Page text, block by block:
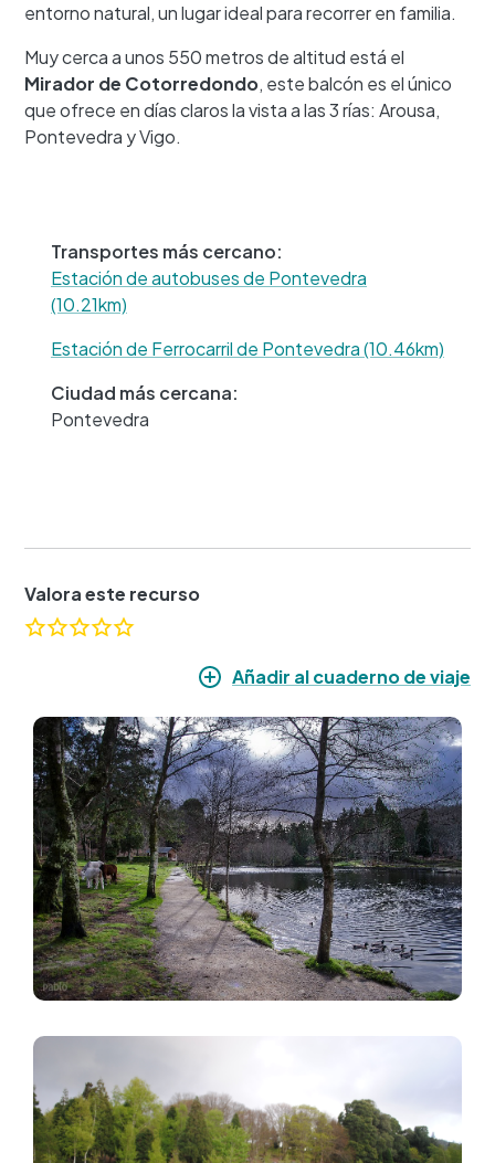
entorno natural, un lugar ideal para recorrer en familia.
Muy cerca a unos 550 metros de altitud está el
Mirador de Cotorredondo, este balcón es el único
que ofrece en días claros la vista a las 3 rías: Arousa,
Pontevedra y Vigo.
Transportes más cercano:
Estación de autobuses de Pontevedra
(10.21km)
Estación de Ferrocarril de Pontevedra (10.46km)
Ciudad más cercana:
Pontevedra
Valora este recurso
Añadir al cuaderno de viaje
Imagen
Imagen